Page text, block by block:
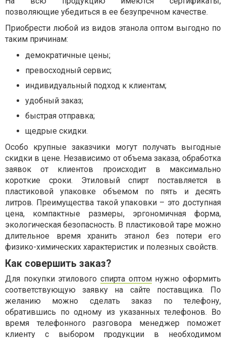
позволяющие убедиться в ее безупречном качестве.
Приобрести любой из видов этанола оптом выгодно по
таким причинам:
демократичные цены;
превосходный сервис;
индивидуальный подход к клиентам;
удобный заказ;
быстрая отправка;
щедрые скидки.
Особо крупные заказчики могут получать выгодные
скидки в цене. Независимо от объема заказа, обработка
заявок от клиентов происходит в максимально
короткие сроки. Этиловый спирт поставляется в
пластиковой упаковке объемом по пять и десять
литров. Преимущества такой упаковки – это доступная
цена, компактные размеры, эргономичная форма,
экологическая безопасность. В пластиковой таре можно
длительное время хранить этанол без потери его
физико-химических характеристик и полезных свойств.
Как совершить заказ?
Для покупки этилового спирта оптомнужно оформить
соответствующую заявку на сайте поставщика. По
желанию можно сделать заказ по телефону,
обратившись по одному из указанных телефонов. Во
время телефонного разговора менеджер поможет
клиенту с выбором продукции в необходимом